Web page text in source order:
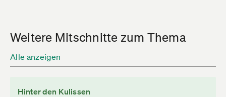
Weitere Mitschnitte zum Thema
Alle anzeigen
Hinter den Kulissen